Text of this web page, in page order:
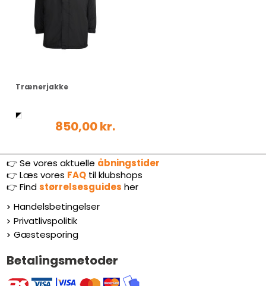
Trænerjakke
850,00 kr.
👉 Se vores aktuelle åbningstider
👉Læs vores FAQtil klubshops
👉Findstørrelsesguides her
Handelsbetingelser
Privatlivspolitik
Gæstesporing
Betalingsmetoder